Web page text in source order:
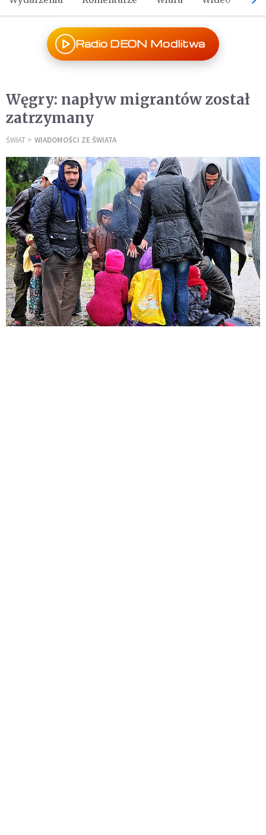
Radio DEON Modlitwa
Węgry: napływ migrantów został
zatrzymany
ŚWIAT WIADOMOŚCI ZE ŚWIATA